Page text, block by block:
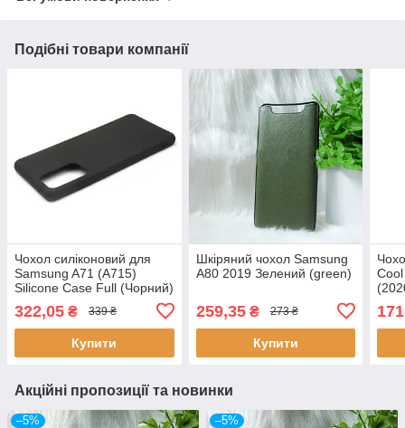
Подібні товари компанії
Чохол силіконовий для
Samsung A71 (A715)
Silicone Case Full (Чорний)
322,05 ₴ 339 ₴
Купити
Шкіряний чохол Samsung
A80 2019 Зелений (green)
259,35₴ 273 ₴
Купити
171
Акційні пропозиції та новинки
–5% –5%